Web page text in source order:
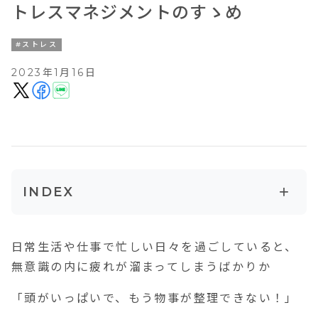
トレスマネジメントのすゝめ
#ストレス
2023年1月16日
INDEX +
そもそもストレスとは？
ストレスマネジメントとは
ストレスマネジメントを行うメリット
日常生活や仕事で忙しい日々を過ごしていると、
無意識の内に疲れが溜まってしまうばかりか
「頭がいっぱいで、もう物事が整理できない！」